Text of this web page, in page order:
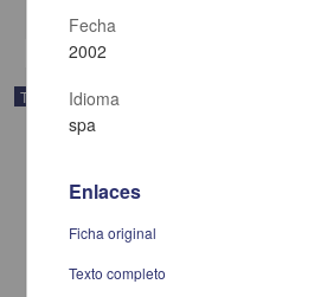
Trabajo de grado
Fecha
2002
Idioma
spa
Enlaces
Ficha original
Texto completo